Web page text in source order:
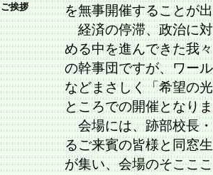
ご挨拶
を無事開催することが
経済の停滞、政治に対
める中を進んできた我
の幹事団ですが、ワー
などまさしく「希望の
ところでの開催となり
会場には、跡部校長・
るご来賓の皆様と同窓
が集い、会場のそここ